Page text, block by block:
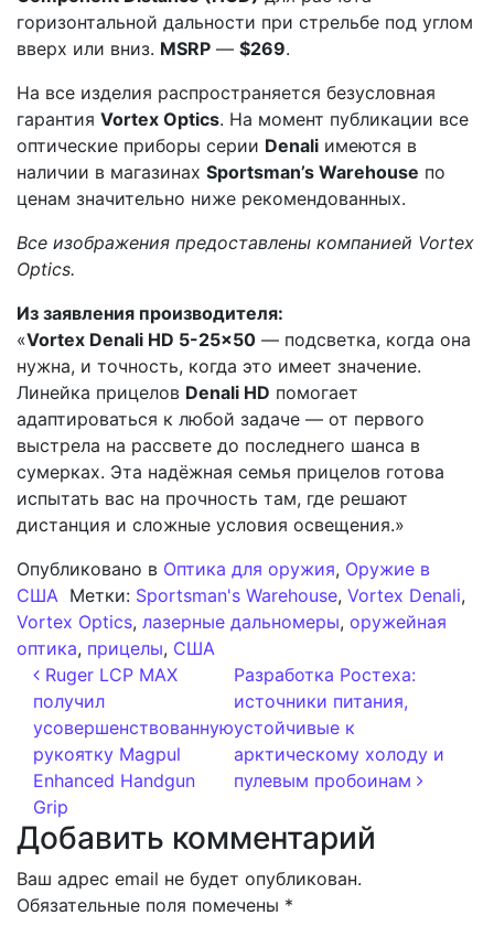
горизонтальной дальности при стрельбе под углом
вверх или вниз. MSRP — $269.
На все изделия распространяется безусловная
гарантия Vortex Optics. На момент публикации все
оптические приборы серии Denali имеются в
наличии в магазинах Sportsman’s Warehouse по
ценам значительно ниже рекомендованных.
Все изображения предоставлены компанией Vortex
Optics.
Из заявления производителя:
«Vortex Denali HD 5-25×50 — подсветка, когда она
нужна, и точность, когда это имеет значение.
Линейка прицелов Denali HD помогает
адаптироваться к любой задаче — от первого
выстрела на рассвете до последнего шанса в
сумерках. Эта надёжная семья прицелов готова
испытать вас на прочность там, где решают
дистанция и сложные условия освещения.»
Опубликовано в Оптика для оружия, Оружие в
США Метки: Sportsman's Warehouse, Vortex Denali,
Vortex Optics, лазерные дальномеры, оружейная
оптика, прицелы, США
Навигация по записям
Ruger LCP MAX
получил
усовершенствованную
рукоятку Magpul
Enhanced Handgun
Grip
Разработка Ростеха:
источники питания,
устойчивые к
арктическому холоду и
пулевым пробоинам
Добавить комментарий
Ваш адрес email не будет опубликован.
Обязательные поля помечены *